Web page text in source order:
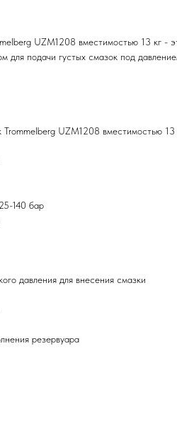
UZM1208 вместимостью 13 кг -
для подачи густых смазок под
Trommelberg UZM1208 вместимостью 13
140 бар
давления для внесения смазки
резервуара